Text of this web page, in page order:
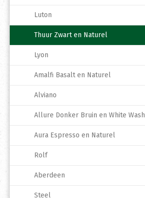
Luton
Thuur Zwart en Naturel
Lyon
Amalfi Basalt en Naturel
Alviano
Allure Donker Bruin en White Wash
Aura Espresso en Naturel
Rolf
Aberdeen
Steel